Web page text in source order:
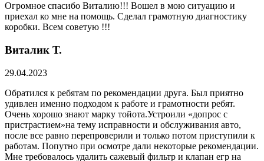
Огромное спасибо Виталию!!! Вошел в мою ситуацию и
приехал ко мне на помощь. Сделал грамотную диагностику
коробки. Всем советую !!!
Виталик Т.
29.04.2023
Обратился к ребятам по рекомендации друга. Был приятно
удивлен именно подходом к работе и грамотности ребят.
Очень хорошо знают марку тойота.Устроили «допрос с
пристрастием»на тему исправности и обслуживания авто,
после все равно перепроверили и только потом приступили к
работам. Попутно при осмотре дали некоторые рекомендации.
Мне требовалось удалить сажевый фильтр и клапан егр на